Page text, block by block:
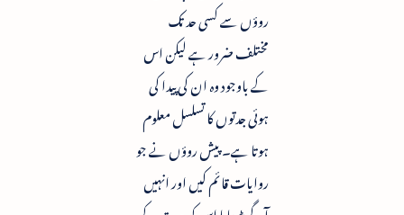
روؤں سے کسی حد تک
مختلف ضرور ہے لیکن اس
کے باوجود وہ ان کی پیدا کی
ہوئی جدتوں کا تسلسل معلوم
ہوتا ہے۔ پیش روؤں نے جو
روایات قائم کیں اور انہیں